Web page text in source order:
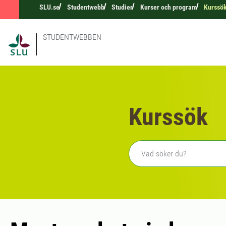
SLU.se Studentwebb Studier Kurser och program
STUDENTWEBBEN
Kurssök
Fritext sökning